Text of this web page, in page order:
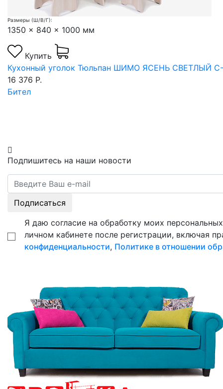
Размеры (Ш/В/Г):
1350 x 840 x 1000 мм
Купить
Кухонный уголок Тюльпан ШИМО ЯСЕНЬ СВЕТЛЫЙ С-
16 376 Р.
Бител
Подпишитесь на наши новости
Подписаться
Я даю согласие на обработку моих
личном кабинете после регистрации, включая
конфиденциальности, Политике в отношении